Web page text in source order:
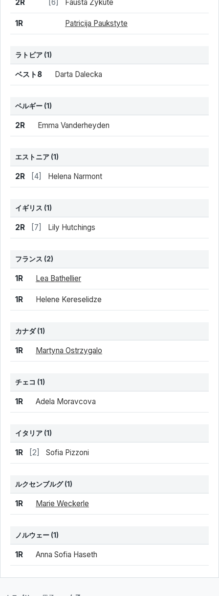
2R [6] Fausta Zykute
1R Patricija Paukstyte
ラトビア (1)
結果 シード 選手名
ベスト8 Darta Dalecka
ベルギー (1)
結果 シード 選手名
2R Emma Vanderheyden
エストニア (1)
結果 シード 選手名
2R [4] Helena Narmont
イギリス (1)
結果 シード 選手名
2R [7] Lily Hutchings
フランス (2)
結果 シード 選手名
1R Lea Bathellier
1R Helene Kereselidze
カナダ(1)
結果 シード 選手名
1R Martyna Ostrzygalo
チェコ (1)
結果 シード 選手名
1R Adela Moravcova
イタリア (1)
結果 シード 選手名
1R [2] Sofia Pizzoni
ルクセンブルグ(1)
結果 シード 選手名
1R Marie Weckerle
ノルウェー (1)
結果 シード 選手名
1R Anna Sofia Haseth